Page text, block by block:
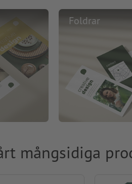
Foldrar
mångsidiga